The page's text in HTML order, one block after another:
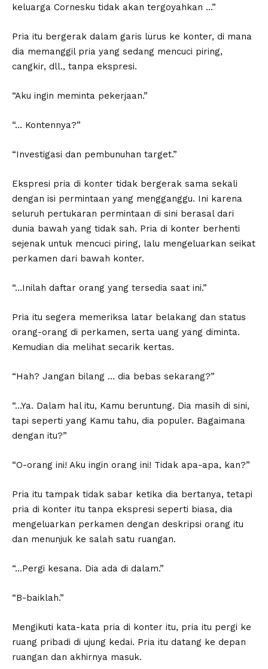
keluarga Cornesku tidak akan tergoyahkan …”
Pria itu bergerak dalam garis lurus ke konter, di mana
dia memanggil pria yang sedang mencuci piring,
cangkir, dll., tanpa ekspresi.
“Aku ingin meminta pekerjaan.”
“… Kontennya?”
“Investigasi dan pembunuhan target.”
Ekspresi pria di konter tidak bergerak sama sekali
dengan isi permintaan yang mengganggu. Ini karena
seluruh pertukaran permintaan di sini berasal dari
dunia bawah yang tidak sah. Pria di konter berhenti
sejenak untuk mencuci piring, lalu mengeluarkan seikat
perkamen dari bawah konter.
“…Inilah daftar orang yang tersedia saat ini.”
Pria itu segera memeriksa latar belakang dan status
orang-orang di perkamen, serta uang yang diminta.
Kemudian dia melihat secarik kertas.
“Hah? Jangan bilang … dia bebas sekarang?”
“…Ya. Dalam hal itu, Kamu beruntung. Dia masih di sini,
tapi seperti yang Kamu tahu, dia populer. Bagaimana
dengan itu?”
“O-orang ini! Aku ingin orang ini! Tidak apa-apa, kan?”
Pria itu tampak tidak sabar ketika dia bertanya, tetapi
pria di konter itu tanpa ekspresi seperti biasa, dia
mengeluarkan perkamen dengan deskripsi orang itu
dan menunjuk ke salah satu ruangan.
“…Pergi kesana. Dia ada di dalam.”
“B-baiklah.”
Mengikuti kata-kata pria di konter itu, pria itu pergi ke
ruang pribadi di ujung kedai. Pria itu datang ke depan
ruangan dan akhirnya masuk.